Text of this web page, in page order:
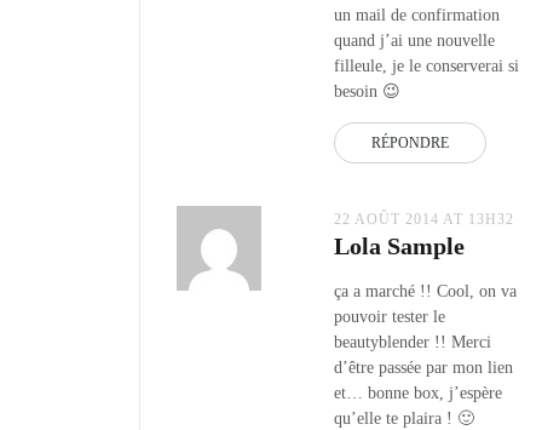
un mail de confirmation
quand j’ai une nouvelle
filleule, je le conserverai si
besoin 😉
RÉPONDRE
22 AOÛT 2014 AT 13H32
Lola Sample
ça a marché !! Cool, on va
pouvoir tester le
beautyblender !! Merci
d’être passée par mon lien
et… bonne box, j’espère
qu’elle te plaira ! 🙂